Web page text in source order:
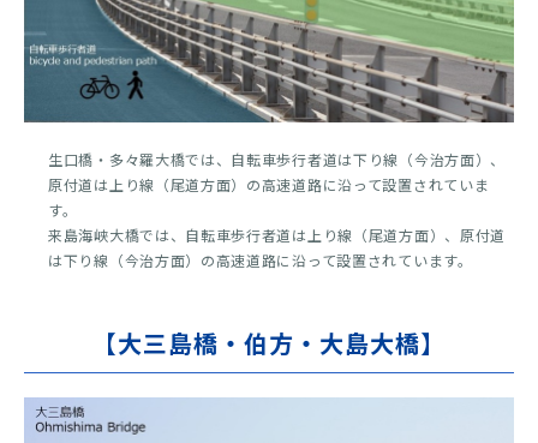
生口橋・多々羅大橋では、自転車歩行者道は下り線（今治方面）、
原付道は上り線（尾道方面）の高速道路に沿って設置されていま
す。
来島海峡大橋では、自転車歩行者道は上り線（尾道方面）、原付道
は下り線（今治方面）の高速道路に沿って設置されています。
【大三島橋・伯方・大島大橋】